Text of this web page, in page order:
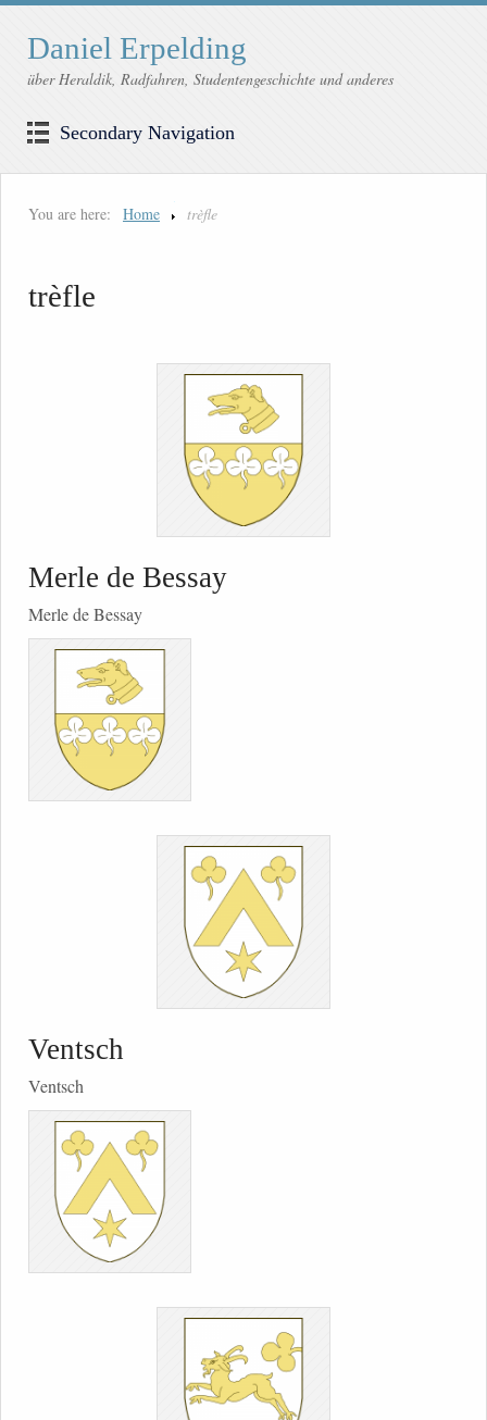
Daniel Erpelding
über Heraldik, Radfahren, Studentengeschichte und anderes
Secondary Navigation
You are here: Home trèfle
trèfle
Merle de Bessay
Merle de Bessay
Ventsch
Ventsch